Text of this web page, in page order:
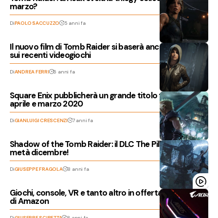
marzo?
DiPAOLO SACCUZZO 5 anni fa
Il nuovo film di Tomb Raider si baserà ancora una volta
sui recenti videogiochi
DiANDREA FERRI 6 anni fa
Square Enix pubblicherà un grande titolo tra questo
aprile e marzo 2020
DiGIANLUIGI CRESCENZI 7 anni fa
Shadow of the Tomb Raider: il DLC The Pillar in arrivo a
metà dicembre!
DiGIUSEPPE FRAGOLA 8 anni fa
Giochi, console, VR e tanto altro in offerta sullo store
di Amazon